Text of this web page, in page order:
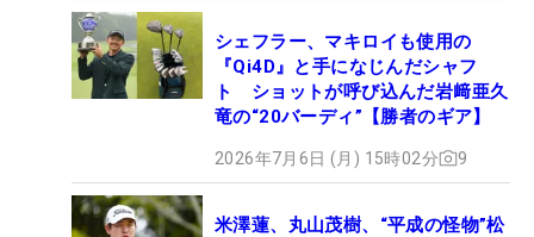
シェフラー、マキロイも使用の
『Qi4D』と手になじんだシャフ
ト ショットが呼び込んだ岩﨑亜久
竜の“20バーディ”【勝者のギア】
2026年7月6日 (月) 15時02分 9
米澤蓮、丸山茂樹、“平成の怪物”松